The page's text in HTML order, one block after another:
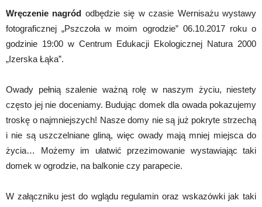
Wręczenie nagród odbędzie się w czasie Wernisażu wystawy
fotograficznej „Pszczoła w moim ogrodzie” 06.10.2017 roku o
godzinie 19:00 w Centrum Edukacji Ekologicznej Natura 2000
„Izerska Łąka”.
Owady pełnią szalenie ważną rolę w naszym życiu, niestety
często jej nie doceniamy. Budując domek dla owada pokazujemy
troskę o najmniejszych! Nasze domy nie są już pokryte strzechą
i nie są uszczelniane gliną, więc owady mają mniej miejsca do
życia… Możemy im ułatwić przezimowanie wystawiając taki
domek w ogrodzie, na balkonie czy parapecie.
W załączniku jest do wglądu regulamin oraz wskazówki jak taki